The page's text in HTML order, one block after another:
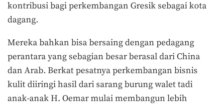
kontribusi bagi perkembangan Gresik sebagai kota
dagang.
Mereka bahkan bisa bersaing dengan pedagang
perantara yang sebagian besar berasal dari China
dan Arab. Berkat pesatnya perkembangan bisnis
kulit diiringi hasil dari sarang burung walet tadi
anak-anak H. Oemar mulai membangun lebih